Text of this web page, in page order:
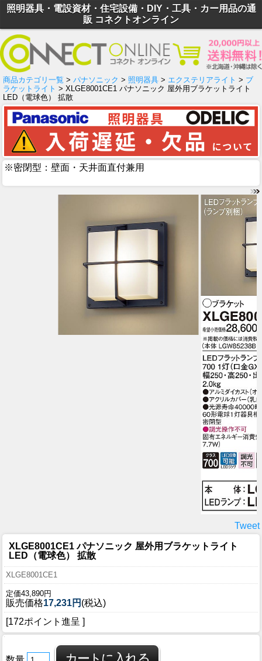
照明器具・電設資材・住宅設備・DIY・工具・カー用品の通
販 コネクトオンライン
商品カテゴリ一覧 > パナソニック > 照明器具 > エクステリアライト > ブ
ラケットライト > XLGE8001CE1 パナソニック 屋外用ブラケットライト
LED（電球色） 拡散
※密閉型：壁面・天井面直付兼用
Tweet
XLGE8001CE1 パナソニック 屋外用ブラケットライト
LED（電球色） 拡散
XLGE8001CE1
定価43,890円
販売価格17,231円 (税込)
[172ポイント進呈 ]